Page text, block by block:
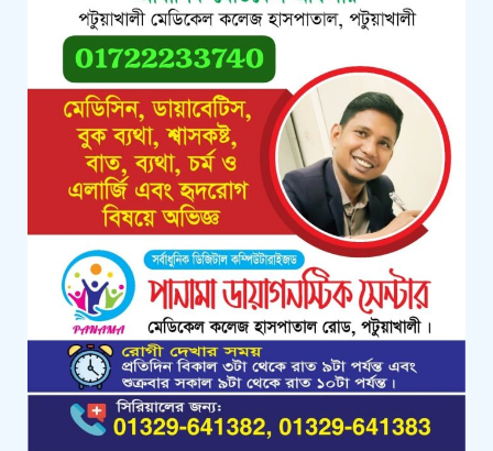
কলাপাড়ায় বিএনপি সভাপতির বিরুদ্ধে
মিথ্যা, বানোয়াট সংবাদের তীব্র প্রতিবাদ
জানিয়েছে বিএনপি
কলাপাড়ায় পাটাতন ভেঙ্গে পড়া সেই
মসজিদের সংস্কার কাজ শুরু
কলাপাড়ায় মুদি ব্যাবসায়ীর ওপর সন্ত্রাসী
হামলা, গুরুতর অবস্থায় বরিশালে রেফার
কলাপাড়ায় জমি নিয়ে হয়রানির অভিযোগে
সংবাদ সম্মেলন